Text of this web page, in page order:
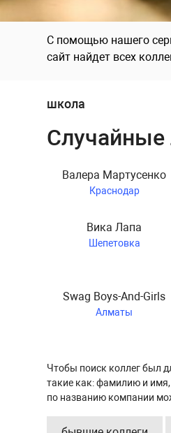
С помощью нашего
сайт найдет всех
школа
Валера Мартусенко
Краснодар
Вика Лапа
Шепетовка
Swag Boys-And-Girls
Алматы
Чтобы поиск коллег был
такие как: фамилию и
по названию компании